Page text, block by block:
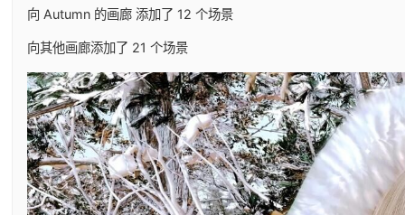
向 Autumn 的画廊 添加了 12 个场景
向其他画廊添加了 21 个场景